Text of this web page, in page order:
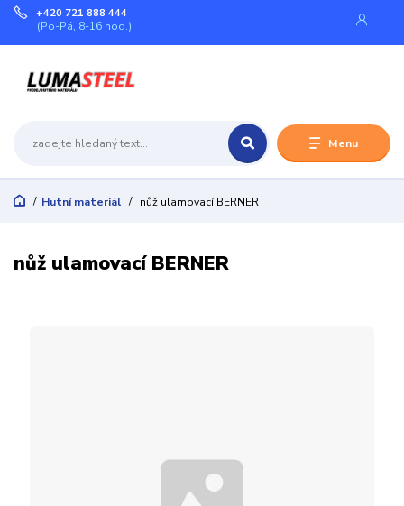
Menu
+420 721 888 444
(Po-Pá, 8-16 hod.)
Hutní materiál nůž ulamovací BERNER
nůž ulamovací BERNER